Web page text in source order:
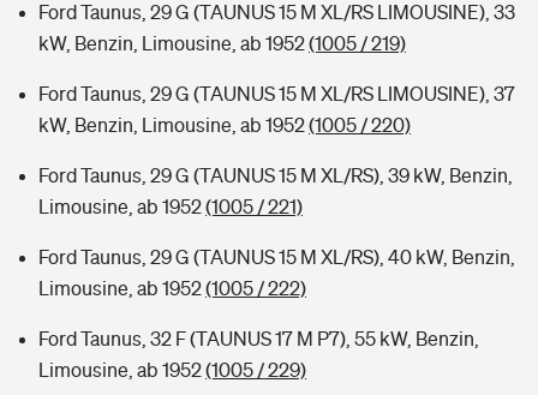
Ford Taunus, 29 G (TAUNUS 15 M XL/RS LIMOUSINE), 33
kW, Benzin, Limousine, ab 1952(1005 / 219)
Ford Taunus, 29 G (TAUNUS 15 M XL/RS LIMOUSINE), 37
kW, Benzin, Limousine, ab 1952(1005 / 220)
Ford Taunus, 29 G (TAUNUS 15 M XL/RS), 39 kW, Benzin,
Limousine, ab 1952(1005 / 221)
Ford Taunus, 29 G (TAUNUS 15 M XL/RS), 40 kW, Benzin,
Limousine, ab 1952(1005 / 222)
Ford Taunus, 32 F (TAUNUS 17 M P7), 55 kW, Benzin,
Limousine, ab 1952(1005 / 229)